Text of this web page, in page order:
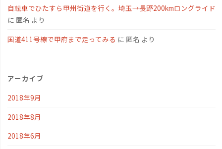
自転車でひたすら甲州街道を行く。埼玉→長野200kmロングライド
に 匿名 より
国道411号線で甲府まで走ってみる に 匿名 より
アーカイブ
2018年9月
2018年8月
2018年6月